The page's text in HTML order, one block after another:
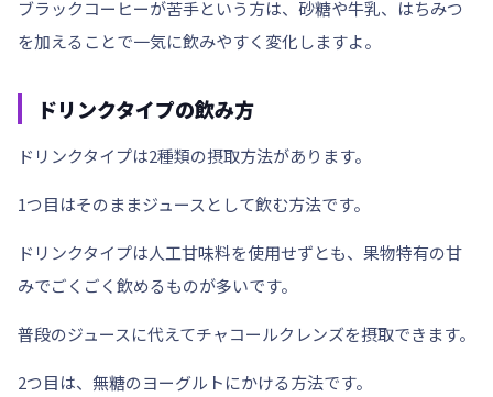
ブラックコーヒーが苦手という方は、 砂糖や牛乳、はちみつ
を加えることで一気に飲みやすく変化しますよ。
ドリンクタイプの飲み方
ドリンクタイプは2種類の摂取方法があります。
1つ目はそのままジュースとして飲む方法です。
ドリンクタイプは人工甘味料を使用せずとも、果物特有の甘
みでごくごく飲めるものが多いです。
普段のジュースに代えてチャコールクレンズを摂取できます。
2つ目は、 無糖のヨーグルトにかける方法です。